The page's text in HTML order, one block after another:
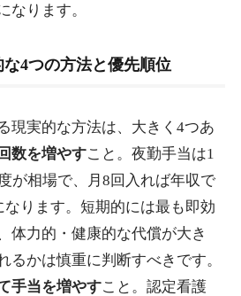
なります。
4つの方法と優先順位
現実的な方法は、大きく4つあ
数を増やすこと。夜勤手当は1
が相場で、月8回入れば年収で
ります。短期的には最も即効
体力的・健康的な代償が大き
るかは慎重に判断すべきです。
手当を増やすこと。認定看護